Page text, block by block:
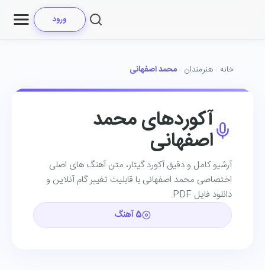
ورود
خانه هنرمندان محمد اصفهانی
آکوردهای محمد
اصفهانی
آرشیو کامل و دقیق آکورد گیتار، متن آهنگ ‌های اصلی
اختصاصی محمد اصفهانی با قابلیت تغییر گام آنلاین و
دانلود فایل PDF.
5 آهنگ